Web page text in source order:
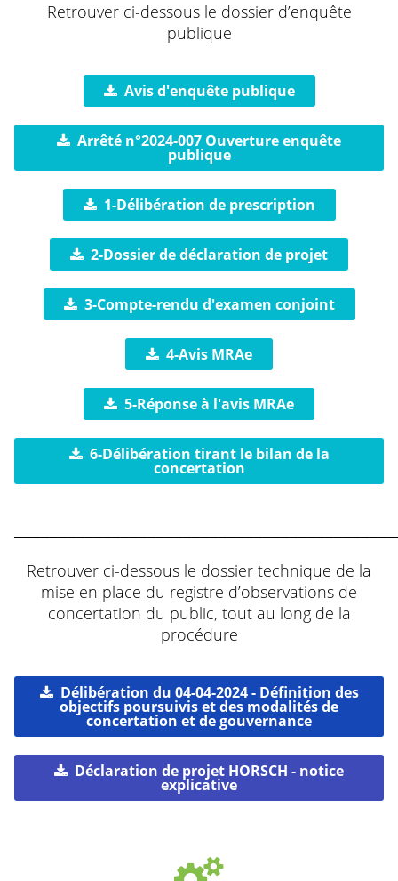
Retrouver ci-dessous le dossier d’enquête
publique
Avis d'enquête publique
Arrêté n°2024-007 Ouverture enquête
publique
1-Délibération de prescription
2-Dossier de déclaration de projet
3-Compte-rendu d'examen conjoint
4-Avis MRAe
5-Réponse à l'avis MRAe
6-Délibération tirant le bilan de la
concertation
Retrouver ci-dessous le dossier technique de la
mise en place du registre d’observations de
concertation du public, tout au long de la
procédure
Délibération du 04-04-2024 - Définition des
objectifs poursuivis et des modalités de
concertation et de gouvernance
Déclaration de projet HORSCH - notice
explicative